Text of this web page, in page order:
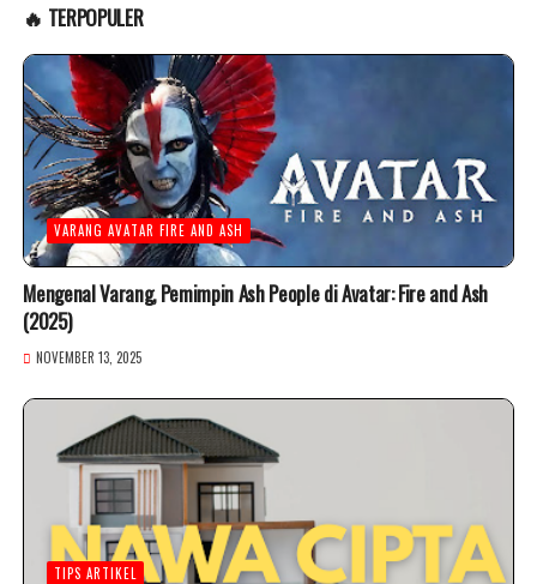
🔥 TERPOPULER
VARANG AVATAR FIRE AND ASH
Mengenal Varang, Pemimpin Ash People di Avatar: Fire and Ash
(2025)
NOVEMBER 13, 2025
TIPS ARTIKEL